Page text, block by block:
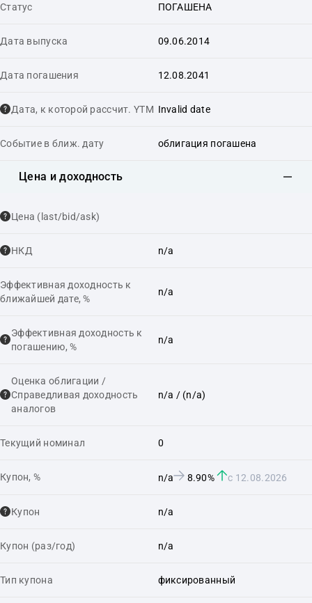
Статус ПОГАШЕНА
Дата выпуска 09.06.2014
Дата погашения 12.08.2041
Дата, к которой рассчит. YTM Invalid date
Событие в ближ. дату облигация погашена
Цена и доходность
Цена (last/bid/ask)
НКД n/a
Эффективная доходность к
ближайшей дате, %
n/a
Эффективная доходность к
погашению, %
n/a
Оценка облигации /
Справедливая доходность
аналогов
n/a / (n/a)
Текущий номинал 0
Купон, % n/a 8.90% с 12.08.2026
Купон n/a
Купон (раз/год) n/a
Тип купона фиксированный